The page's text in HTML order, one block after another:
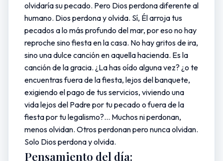
olvidaría su pecado. Pero Dios perdona diferente al
humano. Dios perdona y olvida. Sí, Él arroja tus
pecados a lo más profundo del mar, por eso no hay
reproche sino fiesta en la casa. No hay gritos de ira,
sino una dulce canción en aquella hacienda. Es la
canción de la gracia. ¿La has oído alguna vez? ¿o te
encuentras fuera de la fiesta, lejos del banquete,
exigiendo el pago de tus servicios, viviendo una
vida lejos del Padre por tu pecado o fuera de la
fiesta por tu legalismo?... Muchos ni perdonan,
menos olvidan. Otros perdonan pero nunca olvidan.
Solo Dios perdona y olvida.
Pensamiento del día: